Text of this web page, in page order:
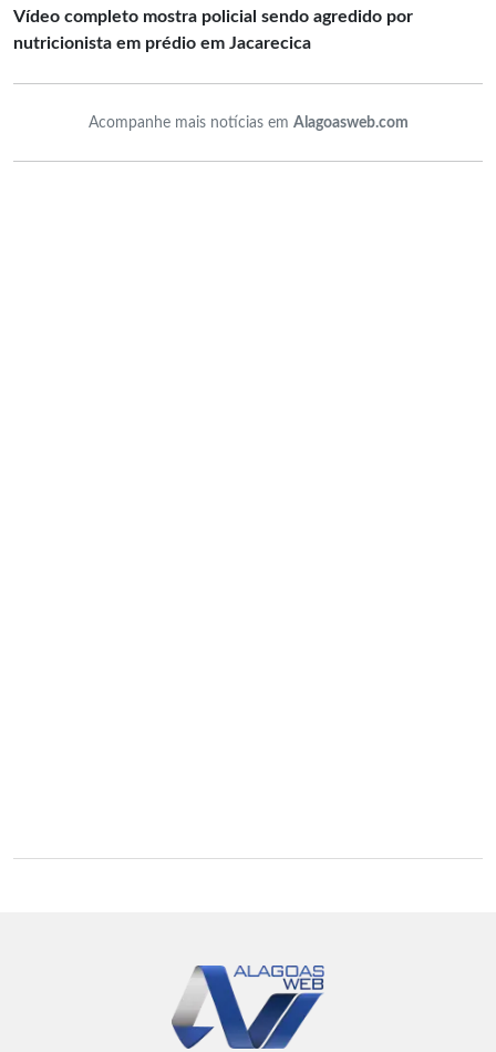
Vídeo completo mostra policial sendo agredido por
nutricionista em prédio em Jacarecica
Acompanhe mais notícias em Alagoasweb.com